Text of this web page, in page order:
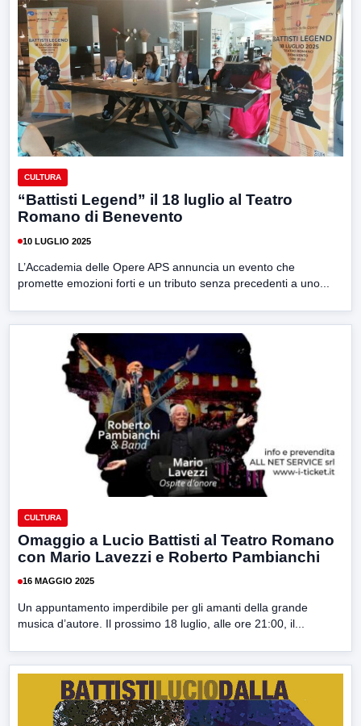
CULTURA
“Battisti Legend” il 18 luglio al Teatro
Romano di Benevento
10 LUGLIO 2025
L’Accademia delle Opere APS annuncia un evento che
promette emozioni forti e un tributo senza precedenti a uno...
CULTURA
Omaggio a Lucio Battisti al Teatro Romano
con Mario Lavezzi e Roberto Pambianchi
16 MAGGIO 2025
Un appuntamento imperdibile per gli amanti della grande
musica d’autore. Il prossimo 18 luglio, alle ore 21:00, il...